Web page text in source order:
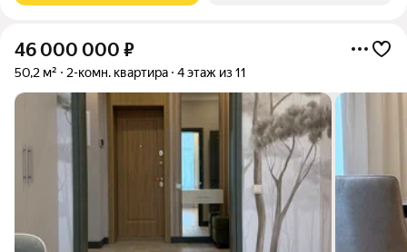
46 000 000 ₽
50,2 м² 2-комн. квартира 4 этаж из 11